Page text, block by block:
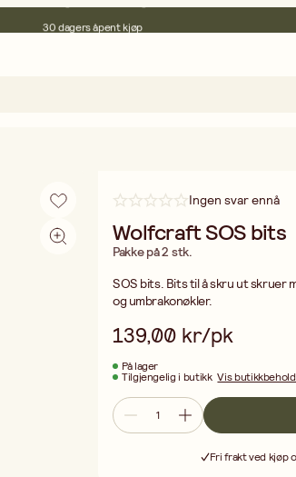
Ingen svar ennå
Wolfcraft SOS bits
Pakke på 2 stk.
SOS bits. Bits til å skru ut skruer med defekt spor eller kryss. Passer til PH1, PH2, PZ1, PZ2, T10, T15, T20
og umbrakonøkler.
139,00 kr/pk
På lager
Tilgjengelig i butikk Vis
Fri frakt ved kjøp